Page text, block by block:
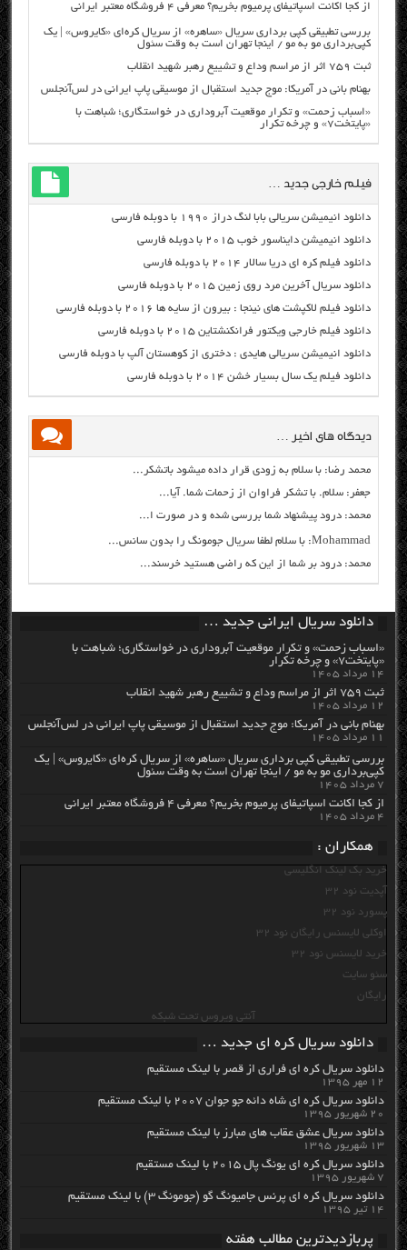
از کجا اکانت اسپاتیفای پرمیوم بخریم؟ معرفی ۴ فروشگاه معتبر ایرانی
بررسی تطبیقی کپی برداری سریال «ساهره» از سریال کره‌ای «کایروس» | یک
کپی‌برداری مو به مو / اینجا تهران است به وقت سئول
ثبت ۷۵۹ اثر از مراسم وداع و تشییع رهبر شهید انقلاب
بهنام بانی در آمریکا: موج جدید استقبال از موسیقی پاپ ایرانی در لس‌آنجلس
«اسباب زحمت» و تکرار موقعیت آبروداری در خواستگاری؛ شباهت با
«پایتخت۷» و چرخه تکرار
فیلم خارجی جدید …
دانلود انیمیشن سریالی بابا لنگ دراز ۱۹۹۰ با دوبله فارسی
دانلود انیمیشن دایناسور خوب ۲۰۱۵ با دوبله فارسی
دانلود فیلم کره ای دریا سالار ۲۰۱۴ با دوبله فارسی
دانلود سریال آخرین مرد روی زمین ۲۰۱۵ با دوبله فارسی
دانلود فیلم لاکپشت های نینجا : بیرون از سایه ها ۲۰۱۶ با دوبله فارسی
دانلود فیلم خارجی ویکتور فرانکنشتاین ۲۰۱۵ با دوبله فارسی
دانلود انیمیشن سریالی هایدی : دختری از کوهستان آلپ با دوبله فارسی
دانلود فیلم یک سال بسیار خشن ۲۰۱۴ با دوبله فارسی
دیدگاه های اخیر …
محمد رضا: با سلام به زودی قرار داده میشود باتشکر...
جعفر: سلام. با تشکر فراوان از زحمات شما. آیا...
محمد: درود پیشنهاد شما بررسی شده و در صورت ا...
Mohammad: با سلام لطفا سریال جومونگ را بدون سانس...
محمد: درود بر شما از این که راضی هستید خرسند...
دانلود سریال ایرانی جدید …
«اسباب زحمت» و تکرار موقعیت آبروداری در خواستگاری؛ شباهت با
«پایتخت۷» و چرخه تکرار
۱۴ مرداد ۱۴۰۵
ثبت ۷۵۹ اثر از مراسم وداع و تشییع رهبر شهید انقلاب
۱۲ مرداد ۱۴۰۵
بهنام بانی در آمریکا: موج جدید استقبال از موسیقی پاپ ایرانی در لس‌آنجلس
۱۱ مرداد ۱۴۰۵
بررسی تطبیقی کپی برداری سریال «ساهره» از سریال کره‌ای «کایروس» | یک
کپی‌برداری مو به مو / اینجا تهران است به وقت سئول
۷ مرداد ۱۴۰۵
از کجا اکانت اسپاتیفای پرمیوم بخریم؟ معرفی ۴ فروشگاه معتبر ایرانی
۴ مرداد ۱۴۰۵
همکاران :
خرید بک لینک انگلیسی
آپدیت نود 32
پسورد نود 32
اوکلی لایسنس رایگان نود 32
خرید لایسنس نود 32
سئو سایت
رایگان
آنتی ویروس تحت شبکه
دانلود سریال کره ای جدید …
دانلود سریال کره ای فراری از قصر با لینک مستقیم
۱۲ مهر ۱۳۹۵
دانلود سریال کره ای شاه دائه جو جوان ۲۰۰۷ با لینک مستقیم
۲۰ شهریور ۱۳۹۵
دانلود سریال عشق عقاب های مبارز با لینک مستقیم
۱۳ شهریور ۱۳۹۵
دانلود سریال کره ای یونگ پال ۲۰۱۵ با لینک مستقیم
۷ شهریور ۱۳۹۵
دانلود سریال کره ای پرنس جامیونگ گو (جومونگ ۳) با لینک مستقیم
۱۴ تیر ۱۳۹۵
پربازدیدترین مطالب هفته